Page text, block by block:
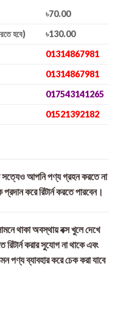
৳70.00
হবে)
৳130.00
01314867981
01314867981
017543141265
01521392182
সত্যেও আপনি পণ্য গ্রহন করতে না
প্রদান করে রিটার্ন করতে পারবেন।
থাকা অবস্থায় বক্স খুলে দেখে
রিটার্ন করার সুযোগ না থাকে এবং
পণ্য ব্যাবহার করে চেক করা যাবে